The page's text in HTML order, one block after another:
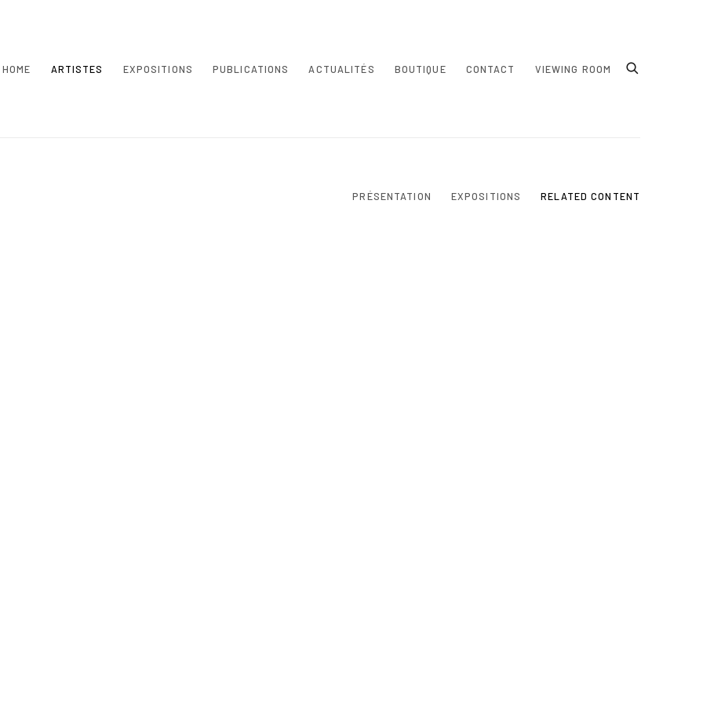
HOME ARTISTES EXPOSITIONS PUBLICATIONS ACTUALITÉS BOUTIQUE CONTACT VIEWING ROOM
PRÉSENTATION EXPOSITIONS RELATED CONTENT